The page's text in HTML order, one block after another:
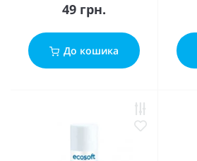
49 грн.
До кошика